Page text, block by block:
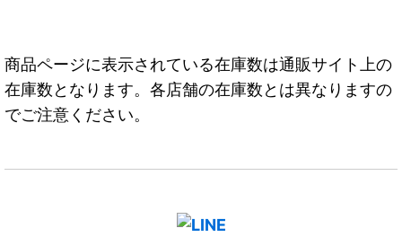
商品ページに表示されている在庫数は通販サイト上の
在庫数となります。各店舗の在庫数とは異なりますの
でご注意ください。